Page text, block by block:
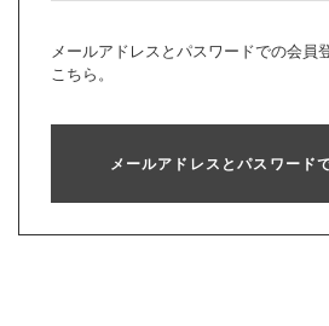
メールアドレスとパスワードでの会員
こちら。
メールアドレスとパスワード